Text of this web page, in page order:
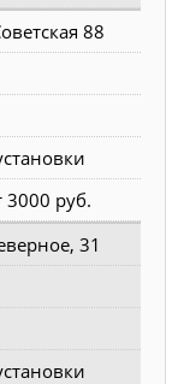
88
3000 руб.
31